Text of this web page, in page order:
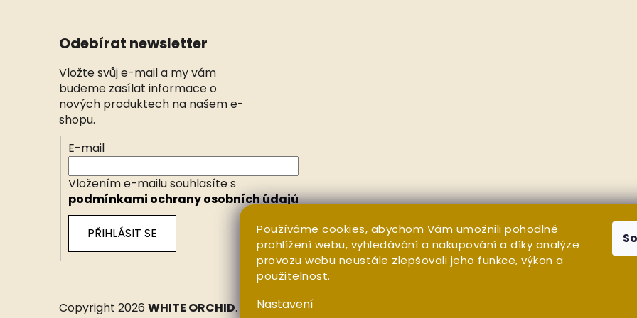
Používáme cookies, abychom Vám umožnili pohodlné
prohlížení webu, vyhledávání a nakupování a díky analýze
provozu webu neustále zlepšovali jeho funkce, výkon a
použitelnost.
Nastavení
Odebírat newsletter
Vložte svůj e-mail a my vám
budeme zasílat informace o
nových produktech na našem e-
shopu.
E-mail
Vložením e-mailu souhlasíte s
podmínkami ochrany osobních údajů
PŘIHLÁSIT SE
Copyright 2026 WHITE ORCHID. Všechna práva vyhrazena.